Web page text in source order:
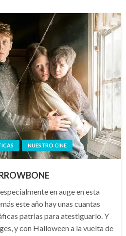
NUESTRO CINE
en auge en esta
este año hay unas cuantas
patrias para atestiguarlo. Y
y con Halloween a la vuelta de